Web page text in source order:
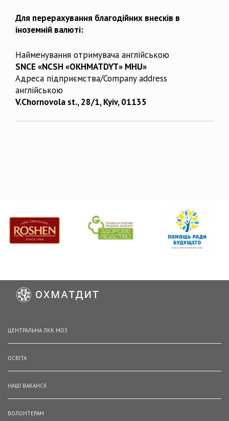
Для перерахування благодійних внесків в
іноземній валюті:
Найменування отримувача англійською
SNCE «NCSH «OKHMATDYT» MHU»
Адреса підприємства/Company address
англійською
V.Chornovola st., 28/1, Kyiv, 01135
ЦЕНТРАЛЬНА ЛКК МОЗ
ОСВІТА
НАШІ ВАКАНСІЇ
ВОЛОНТЕРАМ